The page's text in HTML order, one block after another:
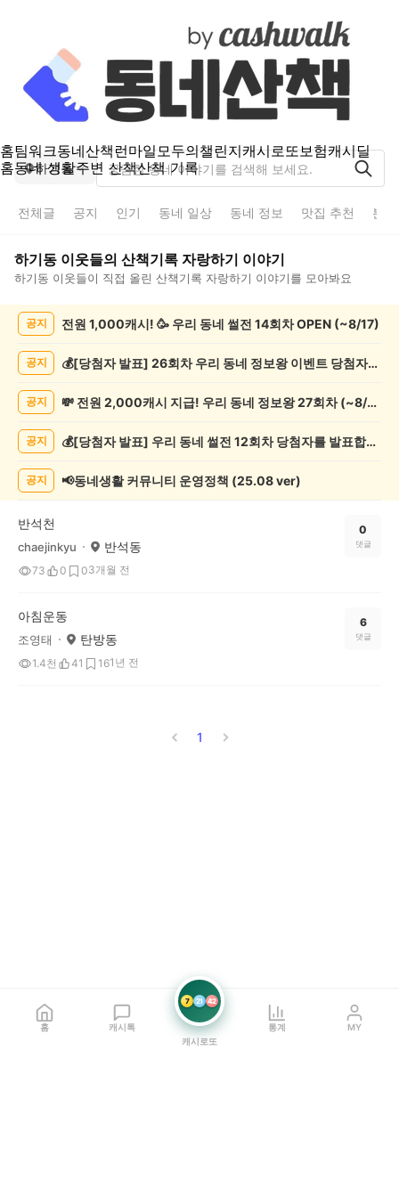
홈팀워크동네산책런마일모두의챌린지캐시로또보험캐시딜
홈동네 생활주변 산책산책 기록
하기동
전체글 공지 인기 동네 일상 동네 정보 맛집 추천 분
하기동 이웃들의 산책기록 자랑하기 이야기
하기동 이웃들이 직접 올린 산책기록 자랑하기 이야기를 모아봐요
게
공지 전원 1,000캐시! 🥳 우리 동네 썰전 14회차 OPEN (~8/17)
공지 💰[당첨자 발표] 26회차 우리 동네 정보왕 이벤트 당첨자를 발표합니다!
공지 💸 전원 2,000캐시 지급! 우리 동네 정보왕 27회차 (~8/10)
공지 💰[당첨자 발표] 우리 동네 썰전 12회차 당첨자를 발표합니다!
공지 📢동네생활 커뮤니티 운영정책 (25.08 ver)
반석천
chaejinkyu 반석동
73 0 03개월 전
0
댓글
아침운동
조영태 탄방동
1.4천 41 161년 전
6
댓글
1
홈 캐시톡
7 21 42
캐시로또
통계 MY